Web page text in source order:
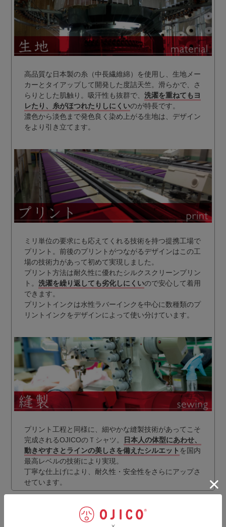
高品質な日本製の糸（中長繊維綿）を使用し、生地メー
カーとタイアップして開発した度詰天竺。滑らかで、さ
らりとした肌触り。吸汗性も抜群で、 洗濯を重ねてもヨ
レたり、糸がほつれたりしにくいのが特長です。
濃色から淡色まで発色良く染め上がる生地は、デザイン
をより引き立てます。
ミリ単位の要求にも応えてくれる技術を持つ提携工場で
プリント。前後のプリントがつながるデザインはこの工
場の技術力があって初めて実現しました。
プリント方法は耐久性に優れたシルクスクリーンプリン
ト。 洗濯を繰り返しても劣化しにくいので安心して着用
できます。
プリントインクは水性ラバーインクを中心に数種類のプ
リントインクをデザインによって使い分けています。
プリント工程と同様に、細やかな縫製技術があってこそ
完成されるOJICOのＴシャツ。
日本人の体型にあわせ、
動きやすさとラインの美しさを備えたシルエット を国内
最高レベルの技術により実現。
丁寧な仕上げにより、耐久性・安全性をさらにアップさ
せています。
ギフトラッピングのご注文はこちらから